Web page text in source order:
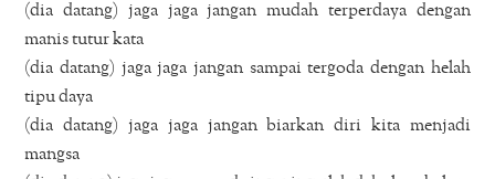
(dia datang) jaga jaga jangan mudah terperdaya dengan
manis tutur kata
(dia datang) jaga jaga jangan sampai tergoda dengan helah
tipu daya
(dia datang) jaga jaga jangan biarkan diri kita menjadi
mangsa